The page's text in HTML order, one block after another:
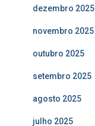
dezembro 2025
novembro 2025
outubro 2025
setembro 2025
agosto 2025
julho 2025